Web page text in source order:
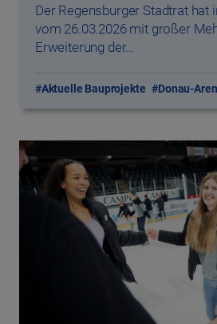
Der Regensburger Stadtrat hat
vom 26.03.2026 mit großer
Erweiterung der…
#Aktuelle Bauprojekte #Donau-